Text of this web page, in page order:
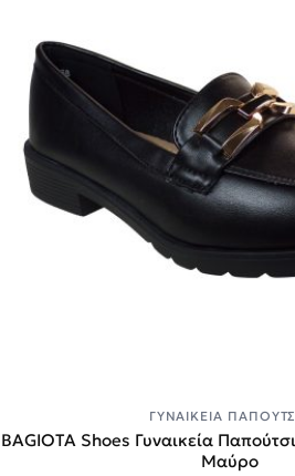
ΓΥΝΑΙΚΕΊΑ
BAGIOTA Shoes Γυναικεία
Μαύρο